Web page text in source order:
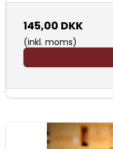
145,00 DKK
(inkl. moms)